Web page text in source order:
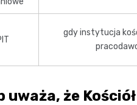
gdy instytucja
że